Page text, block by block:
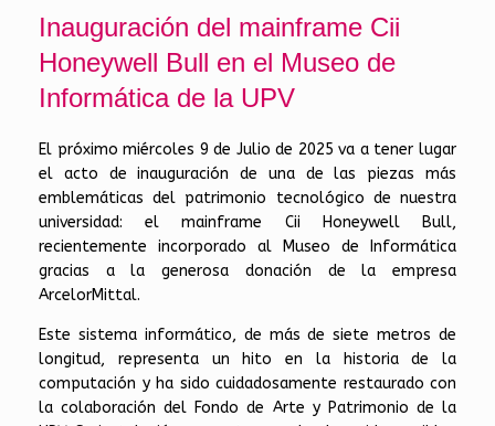
Inauguración del mainframe Cii
Honeywell Bull en el Museo de
Informática de la UPV
El próximo miércoles 9 de Julio de 2025 va a tener lugar
el acto de inauguración de una de las piezas más
emblemáticas del patrimonio tecnológico de nuestra
universidad: el mainframe Cii Honeywell Bull,
recientemente incorporado al Museo de Informática
gracias a la generosa donación de la empresa
ArcelorMittal.
Este sistema informático, de más de siete metros de
longitud, representa un hito en la historia de la
computación y ha sido cuidadosamente restaurado con
la colaboración del Fondo de Arte y Patrimonio de la